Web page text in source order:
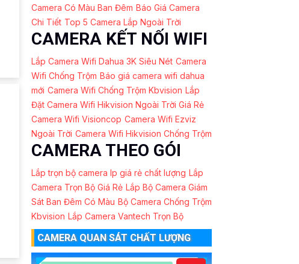
Camera Có Màu Ban Đêm Báo Giá Camera
Chi Tiết Top 5 Camera Lắp Ngoài Trời
CAMERA KẾT NỐI WIFI
Lắp Camera Wifi Dahua 3K Siêu Nét Camera
Wifi Chống Trộm Báo giá camera wifi dahua
mới Camera Wifi Chống Trộm Kbvision Lắp
Đặt Camera Wifi Hikvision Ngoài Trời Giá Rẻ
Camera Wifi Visioncop Camera Wifi Ezviz
Ngoài Trời Camera Wifi Hikvision Chống Trộm
CAMERA THEO GÓI
Lắp trọn bộ camera Ip giá rẻ chất lượng Lắp
Camera Trọn Bộ Giá Rẻ Lắp Bộ Camera Giám
Sát Ban Đêm Có Màu Bộ Camera Chống Trộm
Kbvision Lắp Camera Vantech Trọn Bộ
CAMERA QUAN SÁT CHẤT LƯỢNG